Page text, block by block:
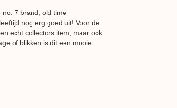
no. 7 brand, old time
nog erg goed uit! Voor de
echt collectors item, maar ook
of blikken is dit een mooie